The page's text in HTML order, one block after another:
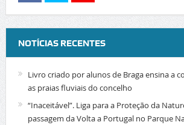
NOTÍCIAS RECENTES
Livro criado por alunos de Braga ensina a
as praias fluviais do concelho
“Inaceitável”. Liga para a Proteção da
passagem da Volta a Portugal no Parque